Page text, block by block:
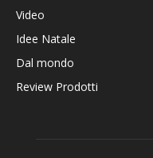
Video
Idee Natale
Dal mondo
Review Prodotti